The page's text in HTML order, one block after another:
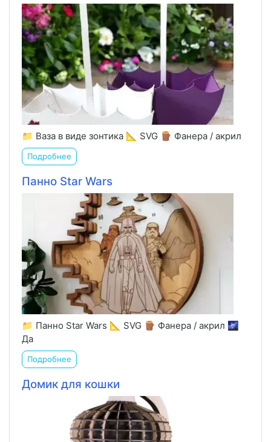
📁 Ваза в виде зонтика 📐 SVG 🪵 Фанера / акрил
Подробнее
Панно Star Wars
📁 Панно Star Wars 📐 SVG 🪵 Фанера / акрил 🌌
Да
Подробнее
Домик для кошки